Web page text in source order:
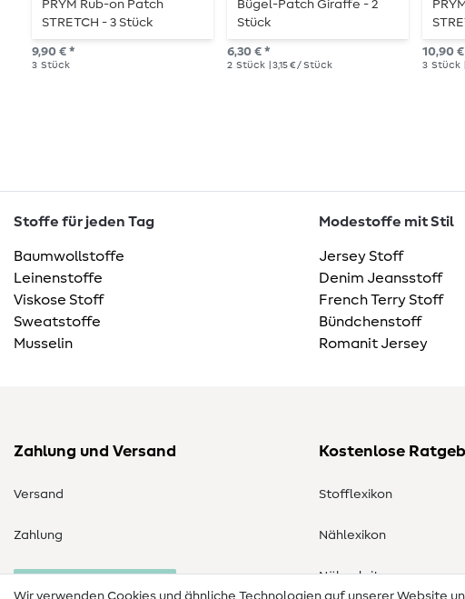
PRYM Rub-on Patch
STRETCH - 3 Stück
9,90 € *
3 Stück
Bügel-Patch Giraffe - 2
Stück
6,30 € *
2 Stück | 3,15 € / Stück
-
10,90
3 Stück
Stoffe für jeden Tag
Baumwollstoffe
Leinenstoffe
Viskose Stoff
Sweatstoffe
Musselin
Modestoffe mit Stil
Jersey Stoff
Denim Jeansstoff
French Terry Stoff
Bündchenstoff
Romanit Jersey
Zahlung und Versand
Versand
Zahlung
Kostenlose
Stofflexikon
Nählexikon
Nähanleitungen
Wir verwenden Cookies und ähnliche Technologien auf unserer Website